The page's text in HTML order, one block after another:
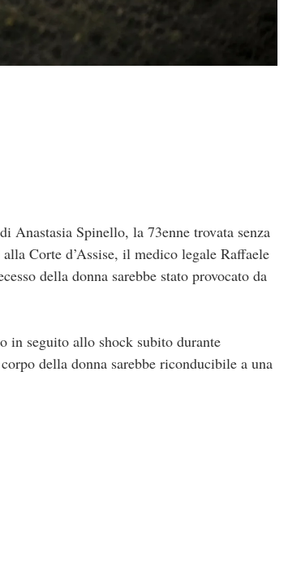
Spinello, la 73enne trovata senza
Corte d’Assise, il medico legale Raffaele
della donna sarebbe stato provocato da
in seguito allo shock subito durante
della donna sarebbe riconducibile a una